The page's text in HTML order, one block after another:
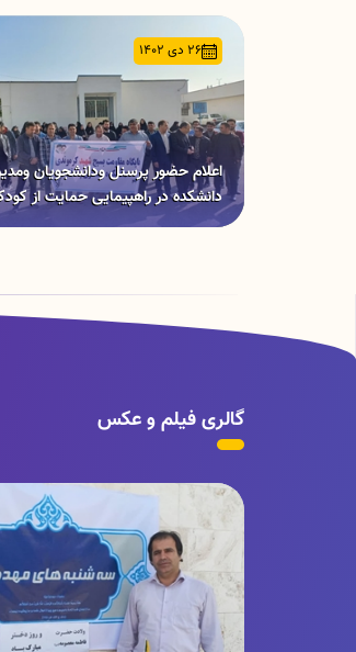
26 دی 1402
اعلام حضور پرسنل ودانشجویان
دانشکده در راهپیمایی حمایت از
غزه 27 ابان سال 1402
گالری فیلم و عکس